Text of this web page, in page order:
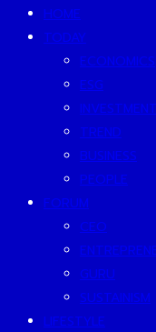
HOME
TODAY
ECONOMICS
ESG
INVESTMENT
TREND
BUSINESS
PEOPLE
FORUM
CEO
GURU
SUSTAINISM
LIFESTYLE